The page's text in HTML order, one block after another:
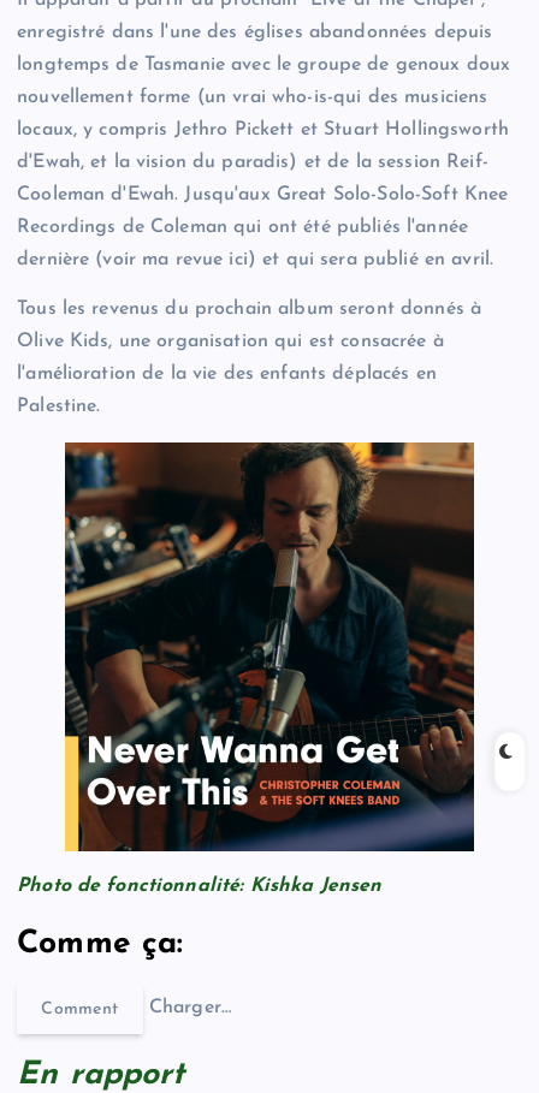
enregistré dans l'une des églises abandonnées depuis
longtemps de Tasmanie avec le groupe de genoux doux
nouvellement forme (un vrai who-is-qui des musiciens
locaux, y compris Jethro Pickett et Stuart Hollingsworth
d'Ewah, et la vision du paradis) et de la session Reif-
Cooleman d'Ewah. Jusqu'aux Great Solo-Solo-Soft Knee
Recordings de Coleman qui ont été publiés l'année
dernière (voir ma revue ici) et qui sera publié en avril.
Tous les revenus du prochain album seront donnés à
Olive Kids, une organisation qui est consacrée à
l'amélioration de la vie des enfants déplacés en
Palestine.
Photo de fonctionnalité: Kishka Jensen
Comme ça:
Comment Charger…
En rapport